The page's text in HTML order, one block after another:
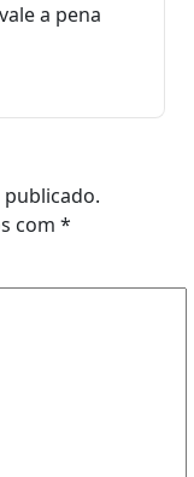
a pena
publicado.
com *